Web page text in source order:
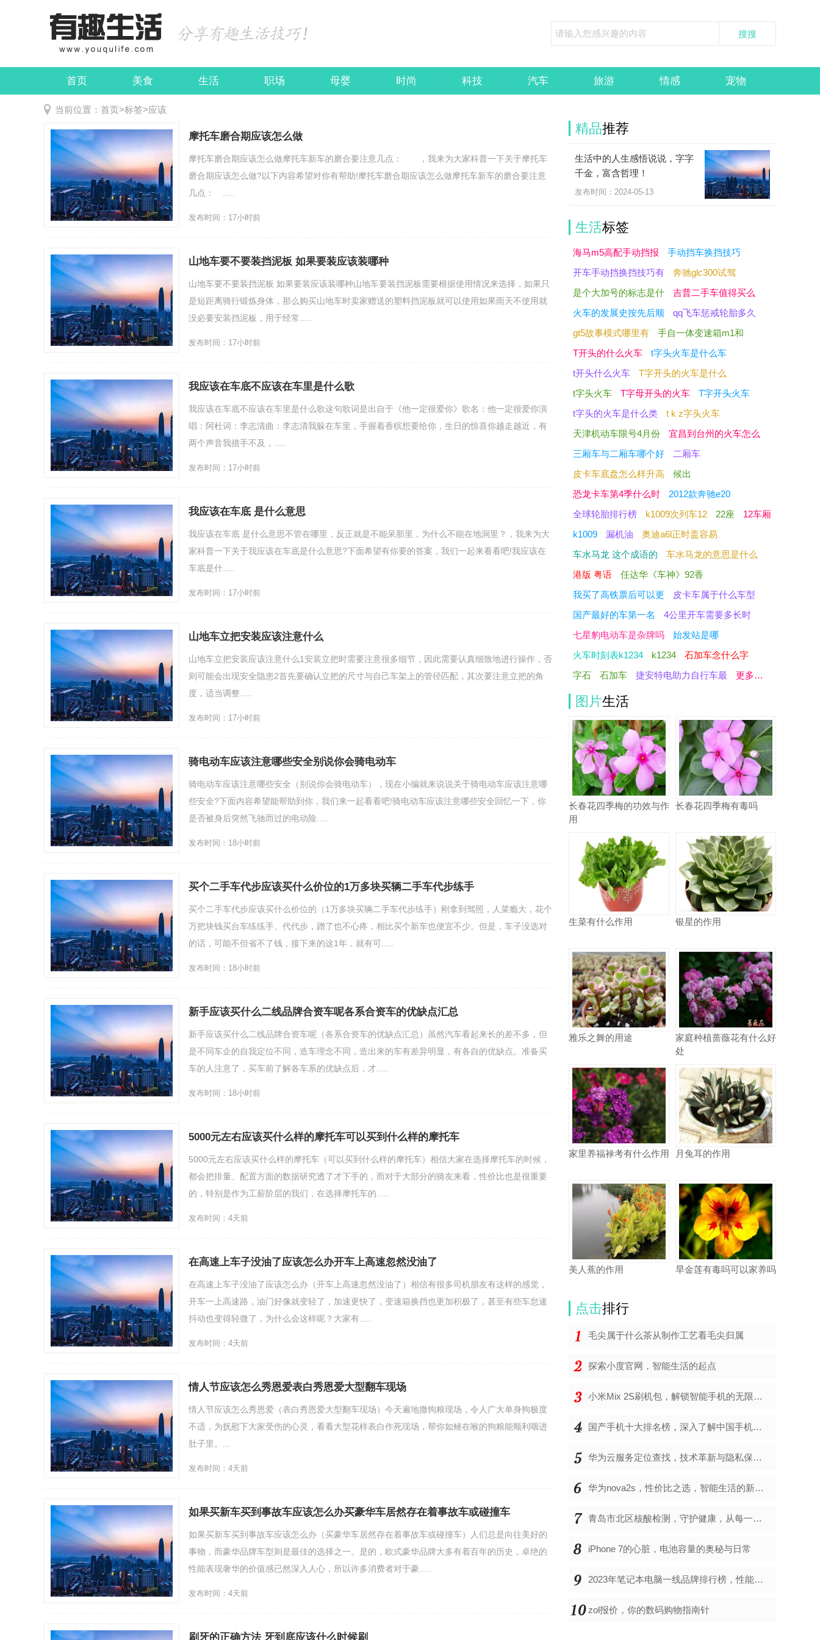
首页 美食 生活 职场 母婴 时尚 科技 汽车 旅游 情感 宠物
娱乐 民俗
当前位置： 首页>标签>应该
摩托车磨合期应该怎么做
摩托车磨合期应该怎么做摩托车新车的磨合要注意几点： ，我来为大家科普一下关于摩托车
磨合期应该怎么做?以下内容希望对你有帮助!摩托车磨合期应该怎么做摩托车新车的磨合要注意
几点： .....
发布时间：17小时前
山地车要不要装挡泥板 如果要装应该装哪种
山地车要不要装挡泥板 如果要装应该装哪种山地车要装挡泥板需要根据使用情况来选择，如果只
是短距离骑行锻炼身体，那么购买山地车时卖家赠送的塑料挡泥板就可以使用如果雨天不使用就
没必要安装挡泥板，用于经常.....
发布时间：17小时前
我应该在车底不应该在车里是什么歌
我应该在车底不应该在车里是什么歌这句歌词是出自于《他一定很爱你》歌名：他一定很爱你演
唱：阿杜词：李志清曲：李志清我躲在车里，手握着香槟想要给你，生日的惊喜你越走越近，有
两个声音我措手不及，.....
发布时间：17小时前
我应该在车底 是什么意思
我应该在车底 是什么意思不管在哪里，反正就是不能呆那里，为什么不能在地洞里？，我来为大
家科普一下关于我应该在车底是什么意思?下面希望有你要的答案，我们一起来看看吧!我应该在
车底是什.....
发布时间：17小时前
山地车立把安装应该注意什么
山地车立把安装应该注意什么1安装立把时需要注意很多细节，因此需要认真细致地进行操作，否
则可能会出现安全隐患2首先要确认立把的尺寸与自己车架上的管径匹配，其次要注意立把的角
度，适当调整.....
发布时间：17小时前
骑电动车应该注意哪些安全别说你会骑电动车
骑电动车应该注意哪些安全（别说你会骑电动车），现在小编就来说说关于骑电动车应该注意哪
些安全?下面内容希望能帮助到你，我们来一起看看吧!骑电动车应该注意哪些安全回忆一下，你
是否被身后突然飞驰而过的电动险.....
发布时间：18小时前
买个二手车代步应该买什么价位的1万多块买辆二手车代步练手
买个二手车代步应该买什么价位的（1万多块买辆二手车代步练手）刚拿到驾照，人菜瘾大，花个
万把块钱买台车练练手、代代步，蹭了也不心疼，相比买个新车也便宜不少。但是，车子没选对
的话，可能不但省不了钱，接下来的这1年，就有可.....
发布时间：18小时前
新手应该买什么二线品牌合资车呢各系合资车的优缺点汇总
新手应该买什么二线品牌合资车呢（各系合资车的优缺点汇总）虽然汽车看起来长的差不多，但
是不同车企的自我定位不同，造车理念不同，造出来的车有差异明显，有各自的优缺点。准备买
车的人注意了，买车前了解各车系的优缺点后，才.....
发布时间：18小时前
5000元左右应该买什么样的摩托车可以买到什么样的摩托车
5000元左右应该买什么样的摩托车（可以买到什么样的摩托车）相信大家在选择摩托车的时候，
都会把排量、配置方面的数据研究透了才下手的，而对于大部分的骑友来看，性价比也是很重要
的，特别是作为工薪阶层的我们，在选择摩托车的.....
发布时间：4天前
在高速上车子没油了应该怎么办开车上高速忽然没油了
在高速上车子没油了应该怎么办（开车上高速忽然没油了）相信有很多司机朋友有这样的感觉，
开车一上高速路，油门好像就变轻了，加速更快了，变速箱换挡也更加积极了，甚至有些车怠速
抖动也变得轻微了，为什么会这样呢？大家有.....
发布时间：4天前
情人节应该怎么秀恩爱表白秀恩爱大型翻车现场
情人节应该怎么秀恩爱（表白秀恩爱大型翻车现场）今天遍地撒狗粮现场，令人广大单身狗极度
不适，为抚慰下大家受伤的心灵，看看大型花样表白作死现场，帮你如鲠在喉的狗粮能顺利咽进
肚子里。...
发布时间：4天前
如果买新车买到事故车应该怎么办买豪华车居然存在着事故车或碰撞车
如果买新车买到事故车应该怎么办（买豪华车居然存在着事故车或碰撞车）人们总是向往美好的
事物，而豪华品牌车型则是最佳的选择之一。是的，欧式豪华品牌大多有着百年的历史，卓绝的
性能表现奢华的价值感已然深入人心，所以许多消费者对于豪.....
发布时间：4天前
刷牙的正确方法 牙到底应该什么时候刷
精品推荐
生活中的人生感悟说说，字字
千金，富含哲理！
发布时间：2024-05-13
生活标签
海马m5高配手动挡报
手动挡车换挡技巧
开车手动挡换挡技巧有
奔驰glc300试驾
是个大加号的标志是什
吉普二手车值得买么
火车的发展史按先后顺
qq飞车惩戒轮胎多久
gt5故事模式哪里有
手自一体变速箱m1和
T开头的什么火车
t字头火车是什么车
t开头什么火车
T字开头的火车是什么
t字头火车
T字母开头的火车
T字开头火车
t字头的火车是什么类
t k z字头火车
天津机动车限号4月份
宜昌到台州的火车怎么
三厢车与二厢车哪个好
二厢车
皮卡车底盘怎么样升高
候出
恐龙卡车第4季什么时
2012款奔驰e20
全球轮胎排行榜
k1009次列车12 22座
12车厢
k1009
漏机油
奥迪a6l正时盖容易
车水马龙 这个成语的
车水马龙的意思是什么
港版 粤语
任达华《车神》92香
我买了高铁票后可以更
皮卡车属于什么车型
国产最好的车第一名
4公里开车需要多长时
七星豹电动车是杂牌吗
始发站是哪
火车时刻表k1234
k1234
石加车念什么字
字石
石加车 捷安特电助力自行车最 更多…
图片生活
长春花四季梅的功效与作
用
长春花四季梅有毒吗
生菜有什么作用 银星的作用
雅乐之舞的用途
家庭种植蔷薇花有什么好
处
家里养福禄考有什么作用 月兔耳的作用
美人蕉的作用 旱金莲有毒吗可以家养吗
点击排行
毛尖属于什么茶从制作工艺看毛尖归属
探索小度官网，智能生活的起点
小米Mix 2S刷机包，解锁智能手机的无限可能
国产手机十大排名榜，深入了解中国手机市场的佼佼者
华为云服务定位查找，技术革新与隐私保护的双重奏
华为nova2s，性价比之选，智能生活的新伙伴
青岛市北区核酸检测，守护健康，从每一次检测开始
iPhone 7的心脏，电池容量的奥秘与日常
2023年笔记本电脑一线品牌排行榜，性能、创新与用户满意度的综合考量
zol报价，你的数码购物指南针